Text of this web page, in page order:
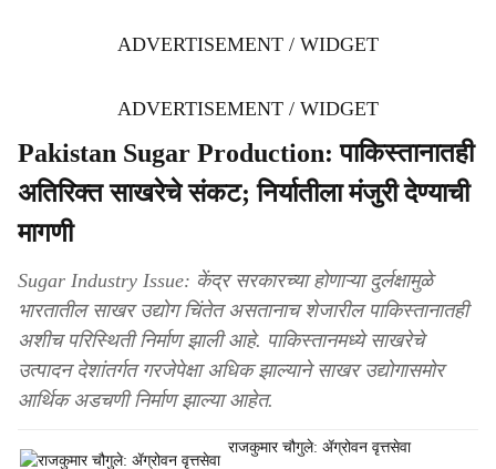
ADVERTISEMENT / WIDGET
ADVERTISEMENT / WIDGET
Pakistan Sugar Production: पाकिस्तानातही
अतिरिक्त साखरेचे संकट; निर्यातीला मंजुरी देण्याची
मागणी
Sugar Industry Issue: केंद्र सरकारच्या होणाऱ्या दुर्लक्षामुळे
भारतातील साखर उद्योग चिंतेत असतानाच शेजारील पाकिस्तानातही
अशीच परिस्थिती निर्माण झाली आहे. पाकिस्तानमध्ये साखरेचे
उत्पादन देशांतर्गत गरजेपेक्षा अधिक झाल्याने साखर उद्योगासमोर
आर्थिक अडचणी निर्माण झाल्या आहेत.
राजकुमार चौगुले: ॲग्रोवन वृत्तसेवा